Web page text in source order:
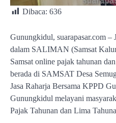
Dibaca: 636
Gunungkidul, suarapasar.com –
dalam SALIMAN (Samsat
Samsat online pajak tahunan
berada di SAMSAT Desa
Jasa Raharja Bersama KPPD
Gunungkidul melayani
Pajak Tahunan dan Lima